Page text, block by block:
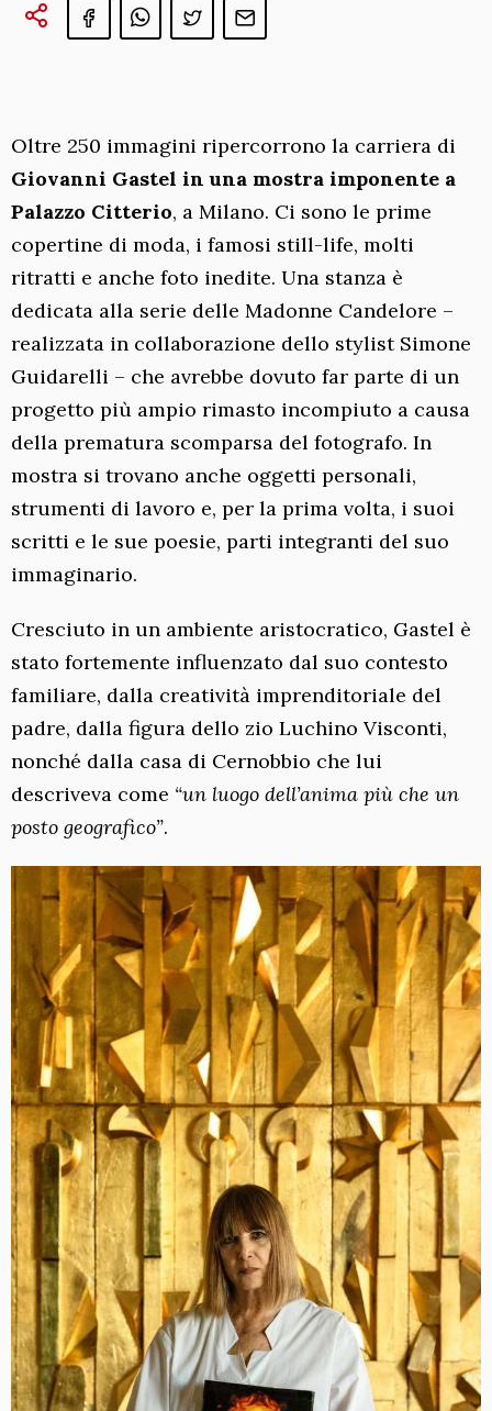
Oltre 250 immagini ripercorrono la carriera di
Giovanni Gastel in una mostra imponente a
Palazzo Citterio, a Milano. Ci sono le prime
copertine di moda, i famosi still-life, molti
ritratti e anche foto inedite. Una stanza è
dedicata alla serie delle Madonne Candelore –
realizzata in collaborazione dello stylist Simone
Guidarelli – che avrebbe dovuto far parte di un
progetto più ampio rimasto incompiuto a causa
della prematura scomparsa del fotografo. In
mostra si trovano anche oggetti personali,
strumenti di lavoro e, per la prima volta, i suoi
scritti e le sue poesie, parti integranti del suo
immaginario.
Cresciuto in un ambiente aristocratico, Gastel è
stato fortemente influenzato dal suo contesto
familiare, dalla creatività imprenditoriale del
padre, dalla figura dello zio Luchino Visconti,
nonché dalla casa di Cernobbio che lui
descriveva come “un luogo dell’anima più che un
posto geografico”.